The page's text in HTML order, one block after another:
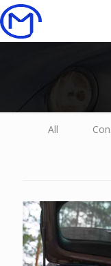
All